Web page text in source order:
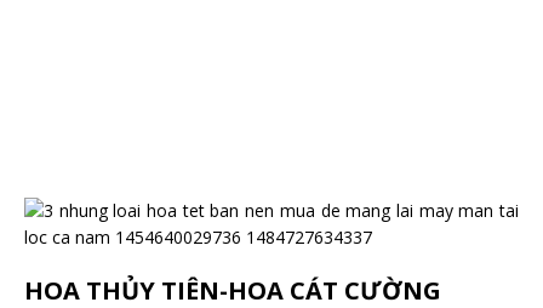
HOA THỦY TIÊN-HOA CÁT CƯỜNG